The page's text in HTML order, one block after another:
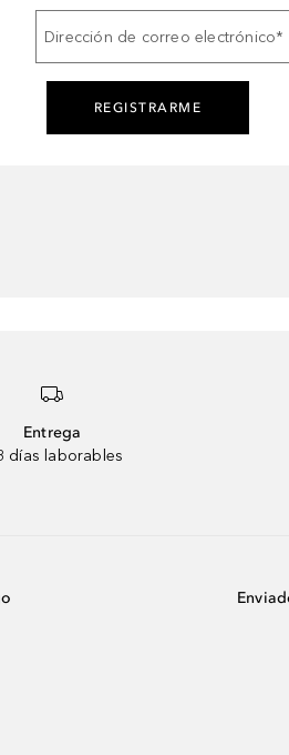
Dirección de correo electrónico*
REGISTRARME
Entrega
días laborables